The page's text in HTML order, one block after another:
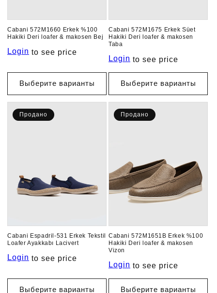
Cabani 572M1660 Erkek %100
Hakiki Deri loafer & makosen Bej
Login to see price
Выберите варианты
Cabani 572M1675 Erkek Süet
Hakiki Deri loafer & makosen
Taba
Login to see price
Выберите варианты
Продано
Cabani Espadril-531 Erkek Tekstil
Loafer Ayakkabı Lacivert
Login to see price
Выберите варианты
Продано
Cabani 572M1651B Erkek %100
Hakiki Deri loafer & makosen
Vizon
Login to see price
Выберите варианты